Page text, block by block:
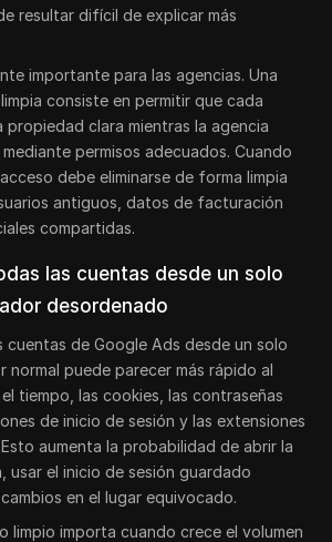
resultar difícil de explicar más
importante para las agencias. Una
consiste en permitir que cada
propiedad clara mientras la agencia
permisos adecuados. Cuando
debe eliminarse de forma limpia
antiguos, datos de facturación
compartidas.
las cuentas desde un solo
desordenado
cuentas de Google Ads desde un solo
normal puede parecer más rápido al
tiempo, las cookies, las contraseñas
de inicio de sesión y las extensiones
aumenta la probabilidad de abrir la
usar el inicio de sesión guardado
en el lugar equivocado.
limpio importa cuando crece el volumen